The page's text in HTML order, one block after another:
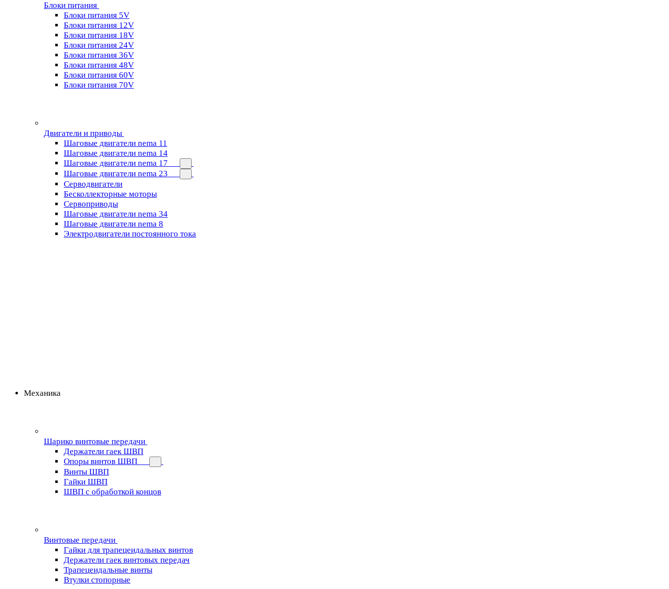
Блоки питания
Блоки питания 5V
Блоки питания 12V
Блоки питания 18V
Блоки питания 24V
Блоки питания 36V
Блоки питания 48V
Блоки питания 60V
Блоки питания 70V
Двигатели и приводы
Шаговые двигатели nema 11
Шаговые двигатели nema 14
Шаговые двигатели nema 17
Шаговые двигатели nema 23
Cерводвигатели
Бесколлекторные моторы
Сервоприводы
Шаговые двигатели nema 34
Шаговые двигатели nema 8
Электродвигатели постоянного тока
Механика
Шарико винтовые передачи
Держатели гаек ШВП
Опоры винтов ШВП
Винты ШВП
Гайки ШВП
ШВП с обработкой концов
Винтовые передачи
Гайки для трапецеидальных винтов
Держатели гаек винтовых передач
Трапецеидальные винты
Втулки стопорные